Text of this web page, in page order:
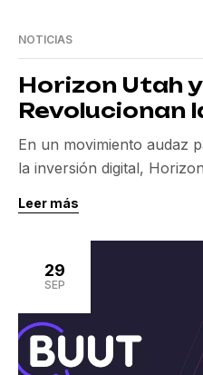
NOTICIAS
Horizon Utah
Revolucionan
Digital
En un movimiento audaz
la inversión digital,
colaboración estratégica,
septiembre de 2025,
miembros un acceso
digital a través de las
[…]
Leer más
29
SEP